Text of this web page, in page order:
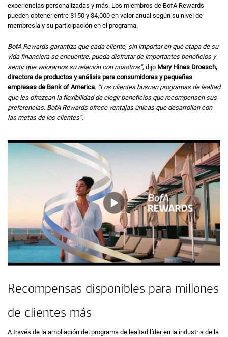
experiencias personalizadas y más. Los miembros de B of A
BofA Rewards
pueden obtener entre ciento cincuenta dólares
$150 y cuatro mil dólares
$4,000 en valor anual según su nivel de
membresía y su participación en el programa.
B of A
BofARewardsgarantiza que cada cliente, sin importar en qué etapa de su
vida financiera se encuentre, pueda disfrutar de importantes beneficios y
sentir que valoramos su relación con nosotros”, dijo Mary Hines Droesch,
directora de productos y análisis para consumidores y pequeñas
empresas de Bank of America. “Los clientes buscan programas de lealtad
que les ofrezcan la flexibilidad de elegir beneficios que recompensen sus
preferencias. B of A
BofARewards ofrece ventajas únicas que desarrollan con
las metas de los clientes”.
Recompensas disponibles para millones
de clientes más
A través de la ampliación del programa de lealtad líder en la industria de la